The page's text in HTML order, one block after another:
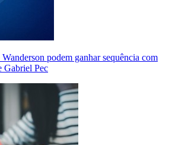
podem ganhar sequência com
Gabriel Pec